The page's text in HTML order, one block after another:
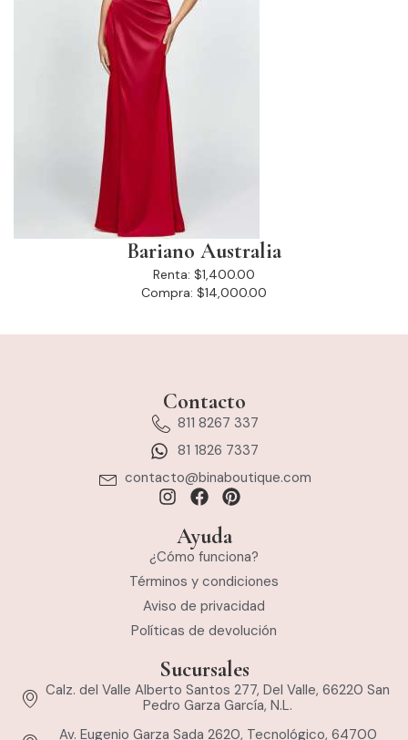
Bariano Australia
Renta: $1,400.00
Compra: $14,000.00
Contacto
811 8267 337
81 1826 7337
contacto@binaboutique.com
Ayuda
¿Cómo funciona?
Términos y condiciones
Aviso de privacidad
Políticas de devolución
Sucursales
Calz. del Valle Alberto Santos 277, Del Valle, 66220 San
Pedro Garza García, N.L.
Av. Eugenio Garza Sada 2620, Tecnológico, 64700